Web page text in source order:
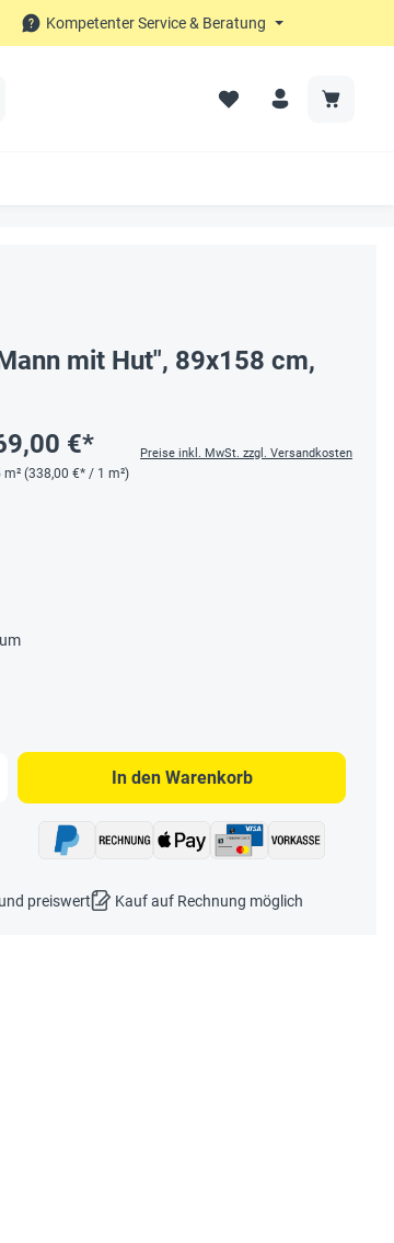
Kompetenter Service & Beratung
mit Hut", 89x158 cm,
€*
m² (338,00 €* / 1 m²)
Preise inkl. MwSt. zzgl. Versandkosten
Wert ein oder
In den Warenkorb
preiswert Kauf auf Rechnung möglich